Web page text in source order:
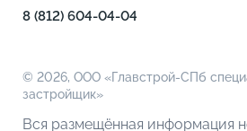
8 (812) 604-04-04
© 2026, ООО «Главстрой-СПб
застройщик»
Вся размещённая информация